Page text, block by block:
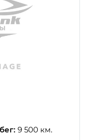
9 500 км.